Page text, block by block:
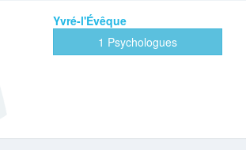
Yvré-l'Évêque
1 Psychologues